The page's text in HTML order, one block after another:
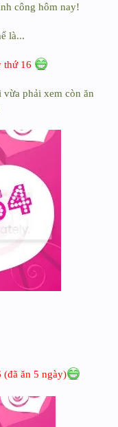
công hôm nay!
là...
thứ 16
vừa phải xem còn ăn
(đã ăn 5 ngày)